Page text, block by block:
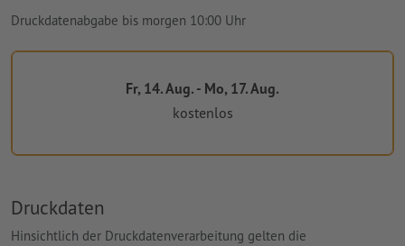
Druckdatenabgabe bis morgen 10:00 Uhr
Fr, 14. Aug. - Mo, 17. Aug.
kostenlos
Druckdaten
Hinsichtlich der Druckdatenverarbeitung gelten die